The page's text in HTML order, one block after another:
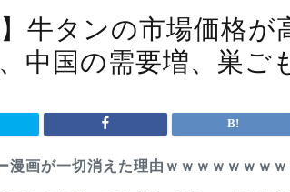
】牛タンの市場価格
中国の需要増、巣ご
漫画が一切消えた理由ｗｗｗｗｗｗｗｗ